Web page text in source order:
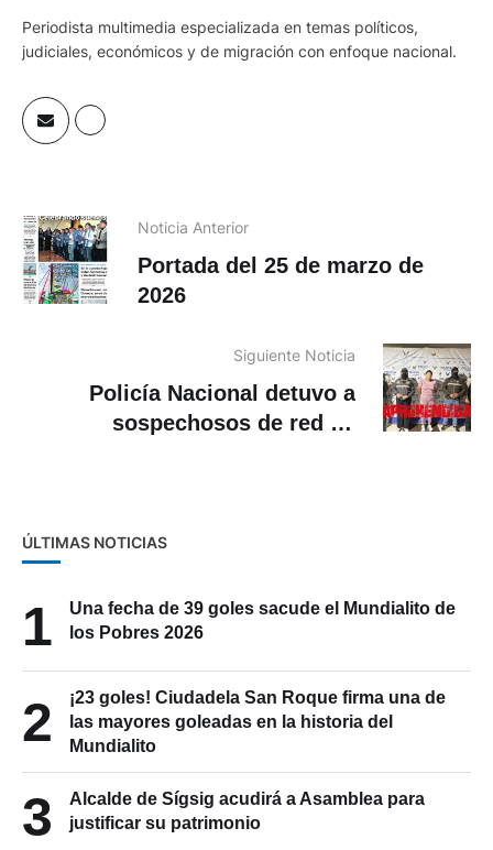
Periodista multimedia especializada en temas políticos,
judiciales, económicos y de migración con enfoque nacional.
Noticia Anterior
Portada del 25 de marzo de
2026
Siguiente Noticia
Policía Nacional detuvo a
sospechosos de red de
ÚLTIMAS NOTICIAS
1
Una fecha de 39 goles sacude el Mundialito de
los Pobres 2026
2
¡23 goles! Ciudadela San Roque firma una de
las mayores goleadas en la historia del
Mundialito
3
Alcalde de Sígsig acudirá a Asamblea para
justificar su patrimonio